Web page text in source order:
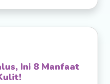
Ini 8 Manfaat